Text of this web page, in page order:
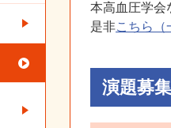
本高血圧学会
是非こちら（
演題募